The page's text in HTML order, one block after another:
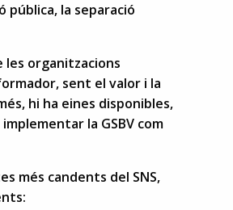
pública, la separació
les organitzacions
sent el valor i la
hi ha eines disponibles,
la GSBV com
més candents del SNS,